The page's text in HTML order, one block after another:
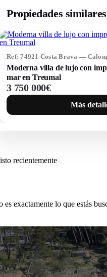
Propiedades
Ref: 74921 Costa Brava —
Moderna villa de lujo con
mar en Treumal
3 750 000€
Más
recientemente
es exactamente lo que estás